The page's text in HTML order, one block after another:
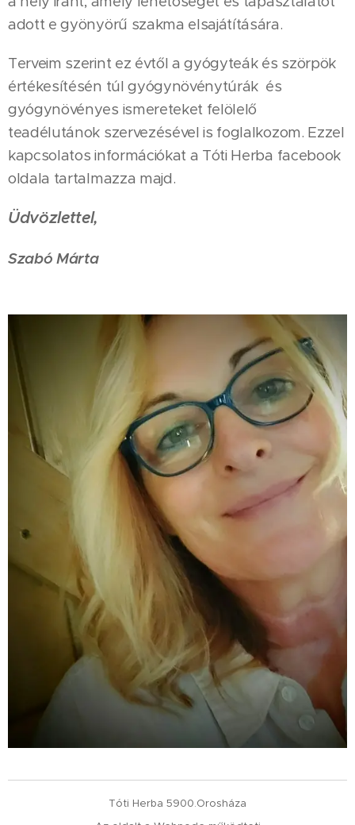
adott e gyönyörű szakma elsajátítására.
Terveim szerint ez évtől a gyógyteák és szörpök
értékesítésén túl gyógynövénytúrák és
gyógynövényes ismereteket felölelő
teadélutánok szervezésével is foglalkozom. Ezzel
kapcsolatos információkat a Tóti Herba facebook
oldala tartalmazza majd.
Üdvözlettel,
Szabó Márta
Tóti Herba 5900.Orosháza